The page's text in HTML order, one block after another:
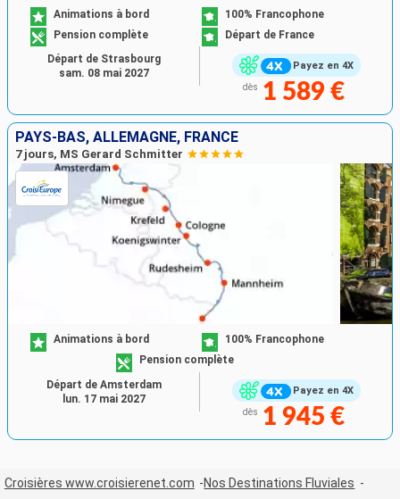
Payez en 4X
Animations à bord
100% Francophone
Pension complète
Départ de France
dès 1 589 €
Départ de Strasbourg
sam. 08 mai 2027
PAYS-BAS, ALLEMAGNE, FRANCE
7 jours, MS Gerard Schmitter
Payez en 4X
Animations à bord
100% Francophone
Pension complète
dès 1 945 €
Départ de Amsterdam
lun. 17 mai 2027
Croisières www.croisierenet.com
Nos Destinations Fluviales